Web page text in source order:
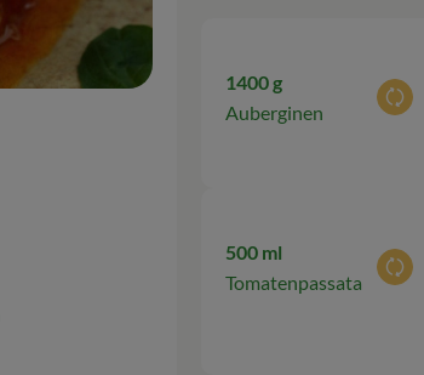
1400 g
Auberginen
500 ml
Tomatenpassata